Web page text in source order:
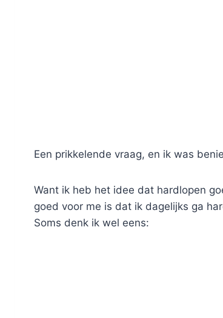
Een prikkelende vraag, en ik was
Want ik heb het idee dat hardlopen
goed voor me is dat ik dagelijks ga
Soms denk ik wel eens: